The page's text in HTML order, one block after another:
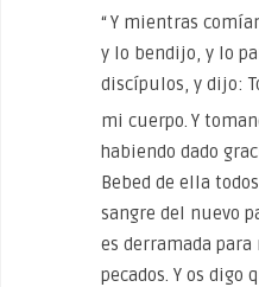
“Y mientras
y lo bendijo, y lo
discípulos, y dijo:
mi cuerpo. Y
habiendo dado
Bebed de ella
sangre del nuevo
es derramada
pecados. Y os digo